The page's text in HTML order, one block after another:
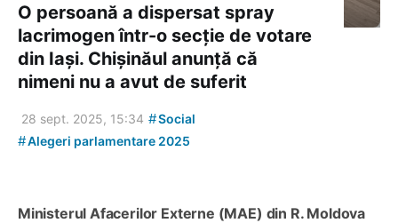
O persoană a dispersat spray
lacrimogen într-o secție de votare
din Iași. Chișinăul anunță că
nimeni nu a avut de suferit
28 sept. 2025, 15:34 #Social
#Alegeri parlamentare 2025
Ministerul Afacerilor Externe (MAE) din R. Moldova